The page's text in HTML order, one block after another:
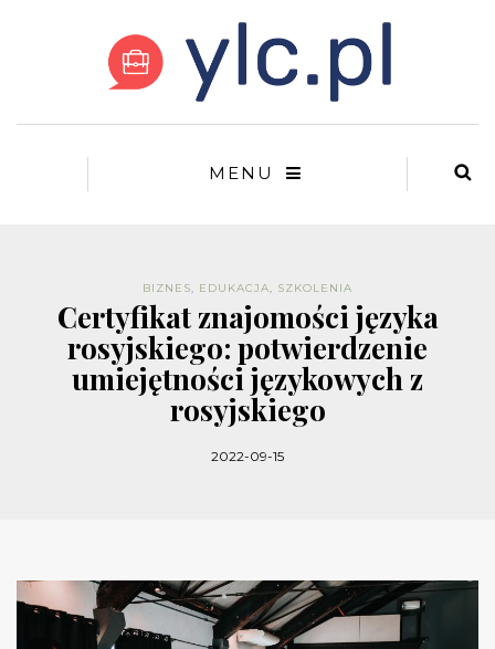
MENU
BIZNES, EDUKACJA, SZKOLENIA
Certyfikat znajomości języka
rosyjskiego: potwierdzenie
umiejętności językowych z
rosyjskiego
2022-09-15